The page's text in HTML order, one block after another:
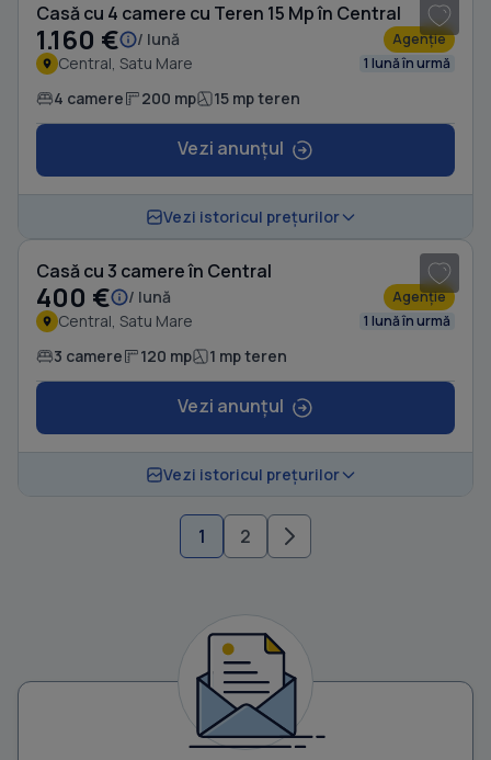
Casă cu 4 camere cu Teren 15 Mp în Central
1.160 € / lună Agenție
Central, Satu Mare 1 lună în urmă
4 camere 200 mp 15 mp teren
Vezi anunțul
Vezi istoricul prețurilor
Casă cu 3 camere în Central
400 € / lună Agenție
Central, Satu Mare 1 lună în urmă
3 camere 120 mp 1 mp teren
Vezi anunțul
Vezi istoricul prețurilor
1 2